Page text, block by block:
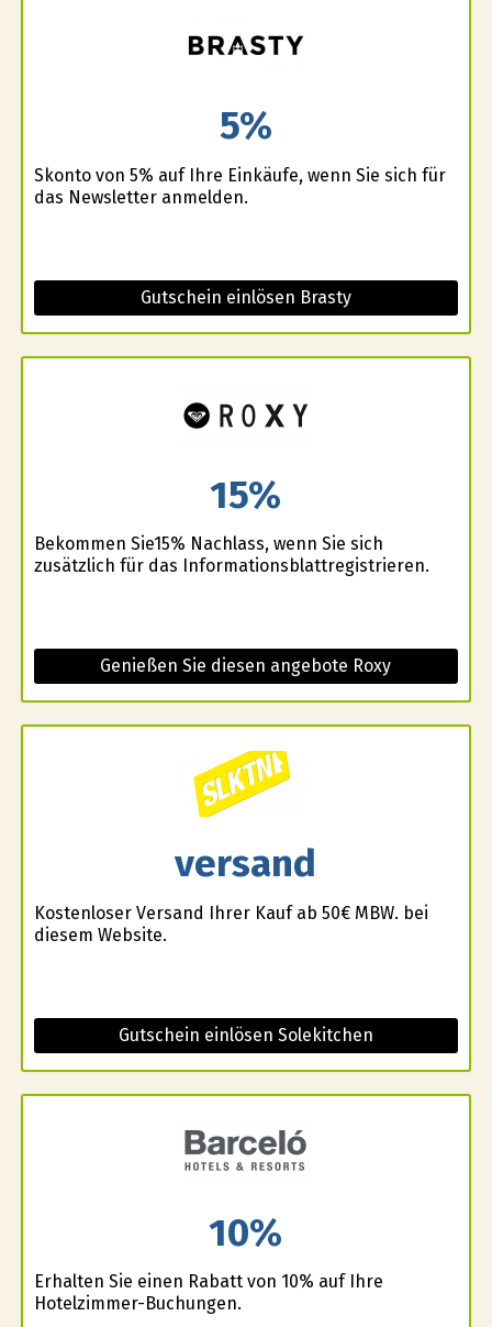
5%
Skonto von 5% auf Ihre Einkäufe, wenn Sie sich für
das Newsletter anmelden.
Gutschein einlösen Brasty
15%
Bekommen Sie15% Nachlass, wenn Sie sich
zusätzlich für das Informationsblattregistrieren.
Genießen Sie diesen angebote Roxy
versand
Kostenloser Versand Ihrer Kauf ab 50€ MBW. bei
diesem Website.
Gutschein einlösen Solekitchen
10%
Erhalten Sie einen Rabatt von 10% auf Ihre
Hotelzimmer-Buchungen.